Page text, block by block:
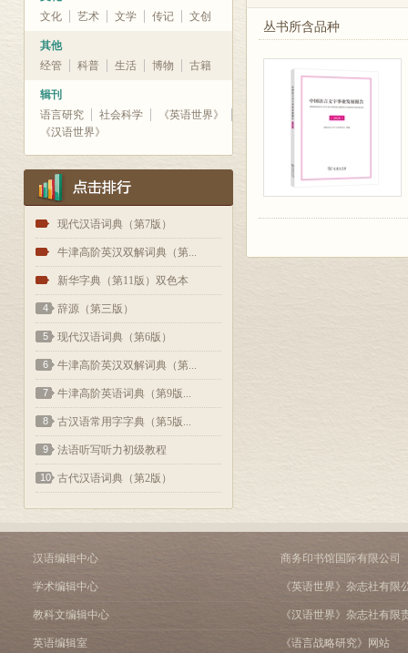
文化
艺术 文学 传记 文创
其他
经管
科普 生活 博物 古籍
辑刊
语言研究
社会科学
《英语世界》
《汉语世界》
1 现代汉语词典（第7版）
2 牛津高阶英汉双解词典（第...
3 新华字典（第11版）双色本
4 辞源（第三版）
5 现代汉语词典（第6版）
6 牛津高阶英汉双解词典（第...
7 牛津高阶英语词典（第9版...
8 古汉语常用字字典（第5版...
9 法语听写听力初级教程
10 古代汉语词典（第2版）
丛书所含品种
汉语编辑中心
学术编辑中心
教科文编辑中心
英语编辑室
商务印书馆国际有限公司
《英语世界》杂志社有限
《汉语世界》杂志社有限
《语言战略研究》网站